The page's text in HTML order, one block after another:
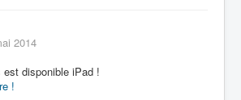
2014
disponible iPad !
!